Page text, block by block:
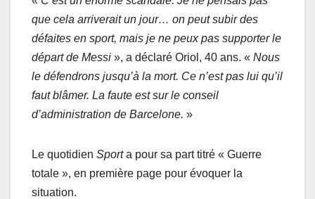
que cela arriverait un jour… on peut subir des
défaites en sport, mais je ne peux pas supporter le
départ de Messi », a déclaré Oriol, 40 ans. « Nous
le défendrons jusqu’à la mort. Ce n’est pas lui qu’il
faut blâmer. La faute est sur le conseil
d’administration de Barcelone. »
Le quotidien Sporta pour sa part titré « Guerre
totale », en première page pour évoquer la
situation.